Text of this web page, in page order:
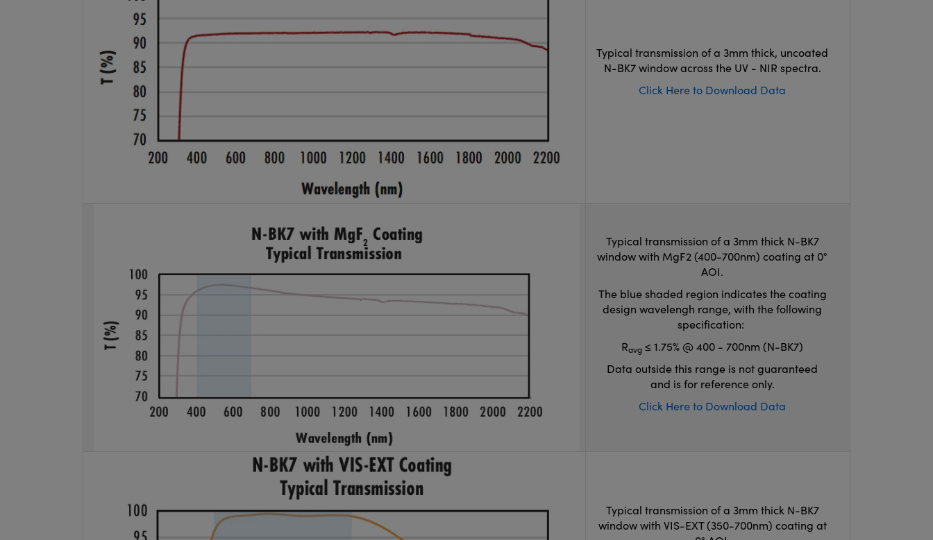
Typical transmission of a 3mm thick, uncoated
N-BK7 window across the UV - NIR spectra.
Click Here to Download Data
Typical transmission of a 3mm thick N-BK7
window with MgF2 (400-700nm) coating at 0°
AOI.
The blue shaded region indicates the coating
design wavelengh range, with the following
specification:
Ravg ≤ 1.75% @ 400 - 700nm (N-BK7)
Data outside this range is not guaranteed
and is for reference only.
Click Here to Download Data
Typical transmission of a 3mm thick N-BK7
window with VIS-EXT (350-700nm) coating at